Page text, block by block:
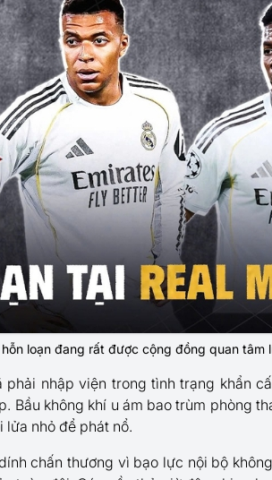
loạn đang rất được cộng đồng quan tâm
nhập viện trong tình trạng khẩn
Bầu không khí u ám bao trùm phòng
lửa nhỏ để phát nổ.
chấn thương vì bạo lực nội bộ